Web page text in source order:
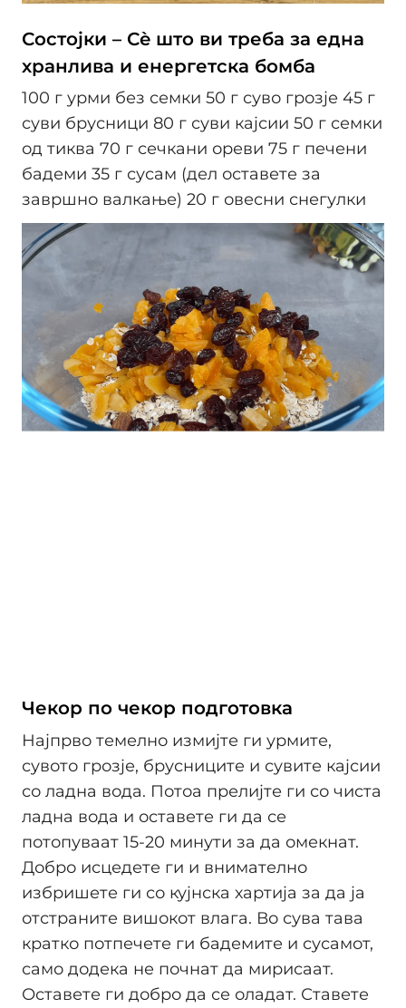
Состојки – Сè што ви треба за една
хранлива и енергетска бомба
100 г урми без семки 50 г суво грозје 45 г
суви брусници 80 г суви кајсии 50 г семки
од тиква 70 г сечкани ореви 75 г печени
бадеми 35 г сусам (дел оставете за
завршно валкање) 20 г овесни снегулки
Чекор по чекор подготовка
Најпрво темелно измијте ги урмите,
сувото грозје, брусниците и сувите кајсии
со ладна вода. Потоа прелијте ги со чиста
ладна вода и оставете ги да се
потопуваат 15-20 минути за да омекнат.
Добро исцедете ги и внимателно
избришете ги со кујнска хартија за да ја
отстраните вишокот влага. Во сува тава
кратко потпечете ги бадемите и сусамот,
само додека не почнат да мирисаат.
Оставете ги добро да се оладат. Ставете